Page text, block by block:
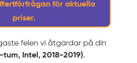
för aktuella
priser.
felen vi åtgärdar på din
tum, Intel, 2018-2019).